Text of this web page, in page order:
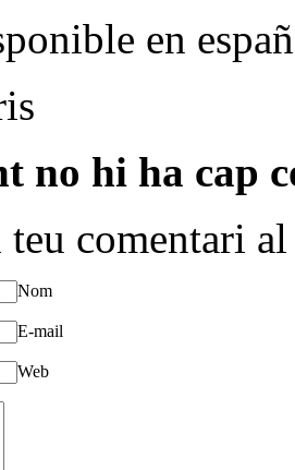
en
no hi ha cap
teu comentari
Nom
E-mail
Web